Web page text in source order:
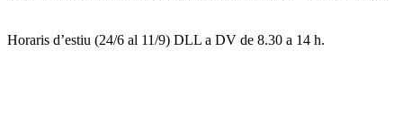
Horaris d’estiu (24/6 al 11/9) DLL a DV de 8.30 a 14 h.